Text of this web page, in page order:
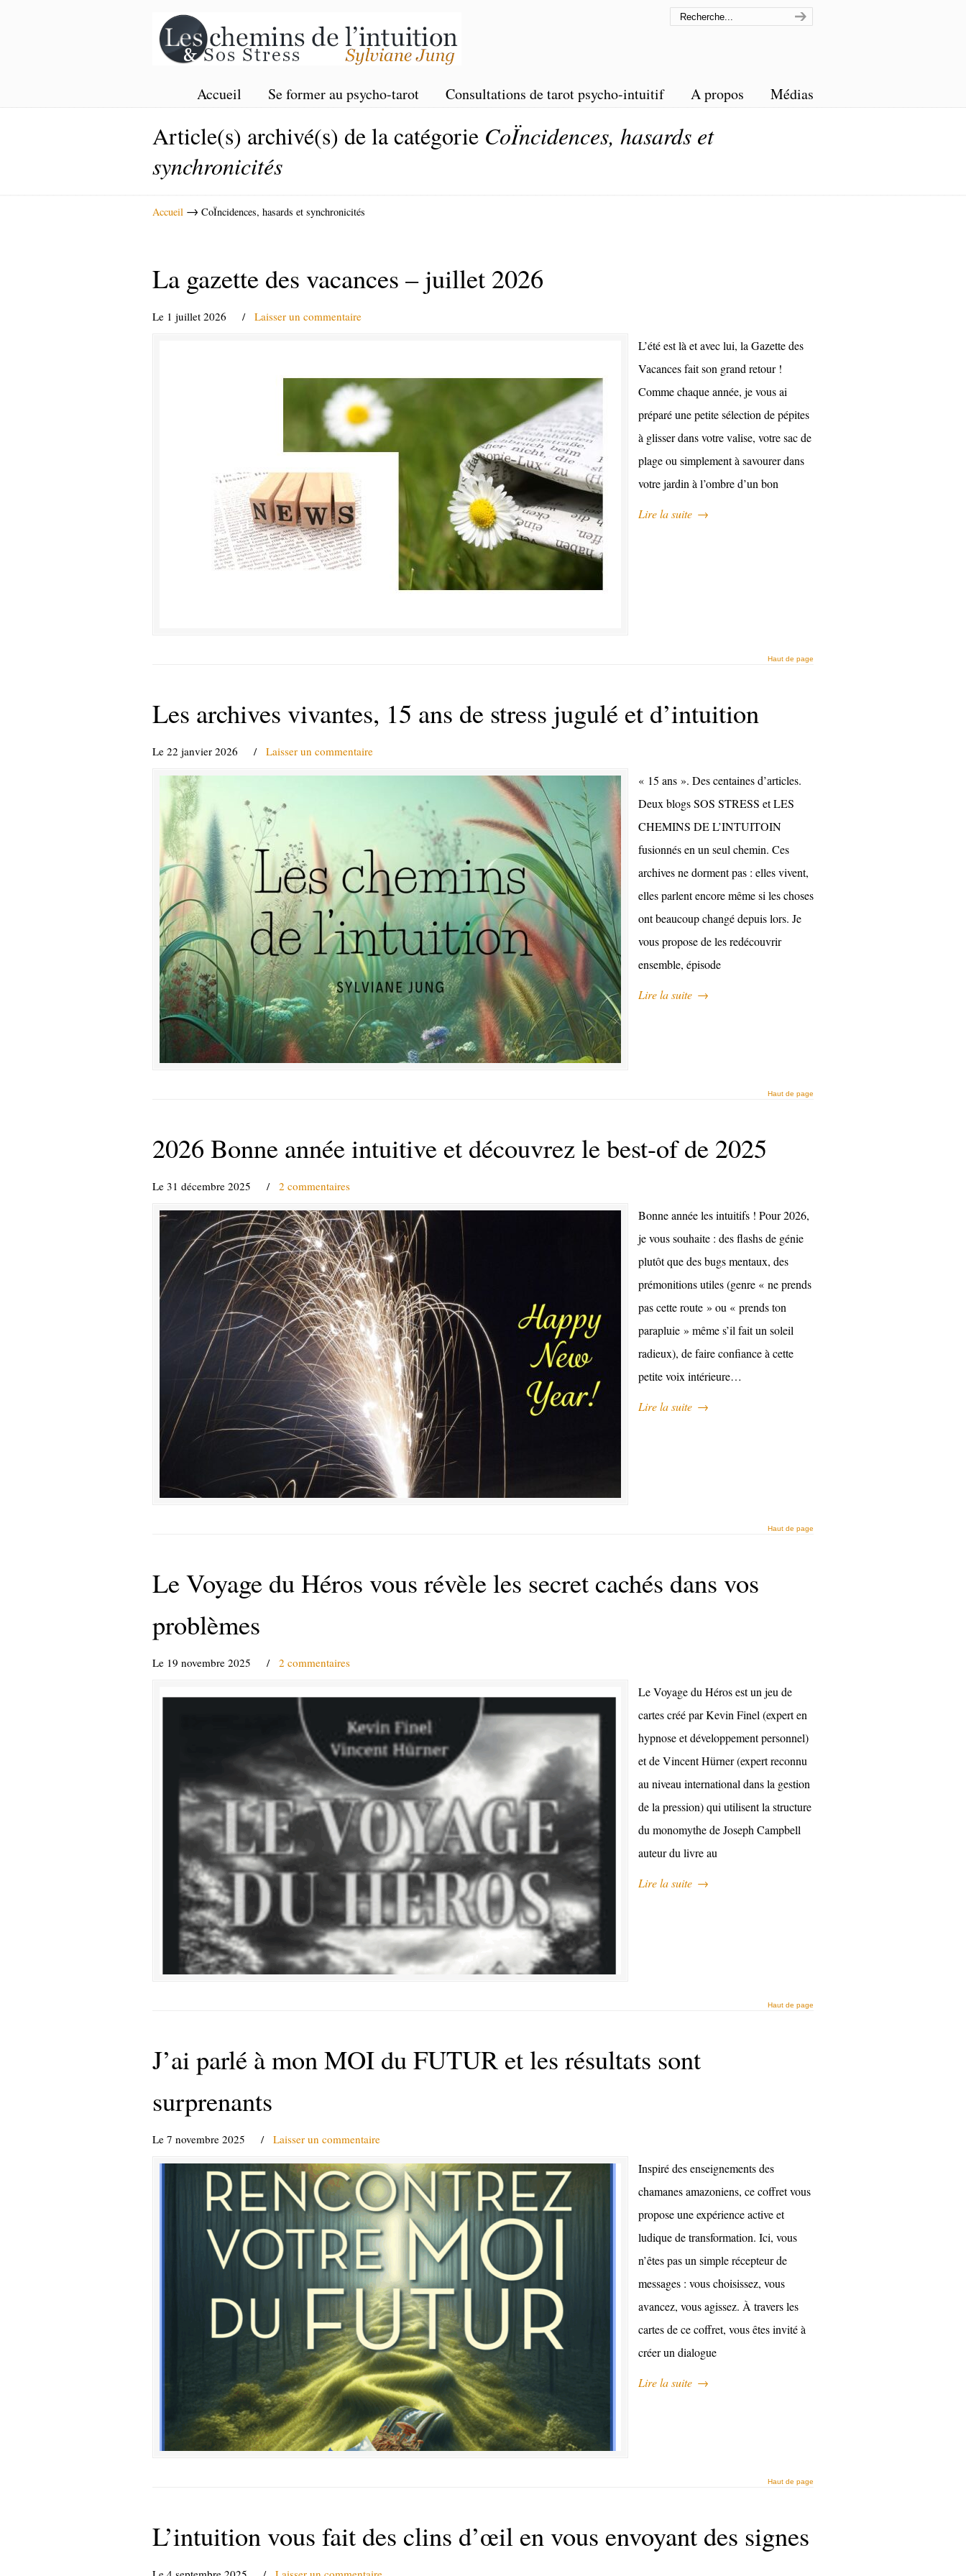
Accueil Se former au psycho-tarot Consultations de tarot psycho-intuitif A propos Médias
Article(s) archivé(s) de la catégorie CoÏncidences, hasards et
synchronicités
Accueil → CoÏncidences, hasards et synchronicités
La gazette des vacances – juillet 2026
Le 1 juillet 2026 / Laisser un commentaire
L’été est là et avec lui, la Gazette des
Vacances fait son grand retour !
Comme chaque année, je vous ai
préparé une petite sélection de pépites
à glisser dans votre valise, votre sac de
plage ou simplement à savourer dans
votre jardin à l’ombre d’un bon
Lire la suite →
Haut de page
Les archives vivantes, 15 ans de stress jugulé et d’intuition
Le 22 janvier 2026 / Laisser un commentaire
« 15 ans ». Des centaines d’articles.
Deux blogs SOS STRESS et LES
CHEMINS DE L’INTUITOIN
fusionnés en un seul chemin. Ces
archives ne dorment pas : elles vivent,
elles parlent encore même si les choses
ont beaucoup changé depuis lors. Je
vous propose de les redécouvrir
ensemble, épisode
Lire la suite →
Haut de page
2026 Bonne année intuitive et découvrez le best-of de 2025
Le 31 décembre 2025 / 2 commentaires
Bonne année les intuitifs ! Pour 2026,
je vous souhaite : des flashs de génie
plutôt que des bugs mentaux, des
prémonitions utiles (genre « ne prends
pas cette route » ou « prends ton
parapluie » même s’il fait un soleil
radieux), de faire confiance à cette
petite voix intérieure…
Lire la suite →
Haut de page
Le Voyage du Héros vous révèle les secret cachés dans vos
problèmes
Le 19 novembre 2025 / 2 commentaires
Le Voyage du Héros est un jeu de
cartes créé par Kevin Finel (expert en
hypnose et développement personnel)
et de Vincent Hürner (expert reconnu
au niveau international dans la gestion
de la pression) qui utilisent la structure
du monomythe de Joseph Campbell
auteur du livre au
Lire la suite →
Haut de page
J’ai parlé à mon MOI du FUTUR et les résultats sont
surprenants
Le 7 novembre 2025 / Laisser un commentaire
Inspiré des enseignements des
chamanes amazoniens, ce coffret vous
propose une expérience active et
ludique de transformation. Ici, vous
n’êtes pas un simple récepteur de
messages : vous choisissez, vous
avancez, vous agissez. À travers les
cartes de ce coffret, vous êtes invité à
créer un dialogue
Lire la suite →
Haut de page
L’intuition vous fait des clins d’œil en vous envoyant des signes